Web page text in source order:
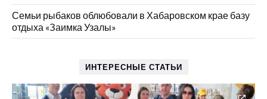
Семьи рыбаков облюбовали в Хабаровском крае базу
отдыха «Заимка Узалы»
ИНТЕРЕСНЫЕ СТАТЬИ